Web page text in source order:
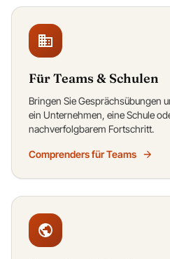
Für Teams & Schulen
Bringen Sie Gesprächsübungen
ein Unternehmen, eine Schule
nachverfolgbarem Fortschritt.
Comprenders für Teams